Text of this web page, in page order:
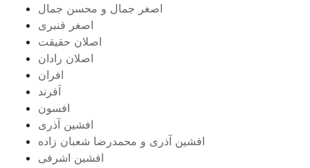
اصغر جمال و محسن جمال
اصغر قنبری
اصلان حقیقت
اصلان رادان
افران
اَفرند
افسون
افشین آذری
افشین آذری و محمدرضا شعبان زاده
افشین اشرفی